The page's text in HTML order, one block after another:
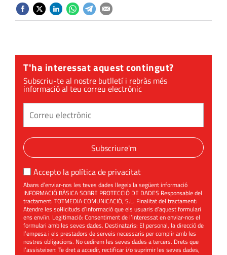
T'ha interessat aquest contingut?
Subscriu-te al nostre butlletí i rebràs més
informació al teu correu electrònic
Subscriure'm
Accepto la política de privacitat
Abans d’enviar-nos les teves dades llegeix la següent informació
INFORMACIÓ BÀSICA SOBRE PROTECCIÓ DE DADES Responsable del
tractament: TOTMEDIA COMUNICACIÓ, S.L. Finalitat del tractament:
Atendre les sol·licituds d’informació que els usuaris d’aquest formulari
ens enviïn. Legitimació: Consentiment de l’interessat en enviar-nos el
formulari amb les seves dades. Destinataris: El personal, la direcció de
l’empesa i els prestadors de serveis necessaris per complir amb les
nostres obligacions. No cedirem les seves dades a tercers. Drets que
l’assisteixen: Te dret a accedir, rectificar i/o suprimir les seves dades,